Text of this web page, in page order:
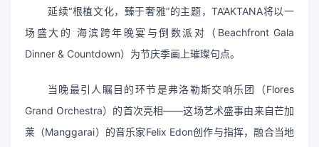
延续“根植文化，臻于奢雅”的主题，TA’AKTANA将以一
场盛大的 海滨跨年晚宴与倒数派对（Beachfront Gala
Dinner & Countdown）为节庆季画上璀璨句点。
当晚最引人瞩目的环节是弗洛勒斯交响乐团（Flores
Grand Orchestra）的首次亮相——这场艺术盛事由来自芒加
莱（Manggarai）的音乐家Felix Edon创作与指挥，融合当地